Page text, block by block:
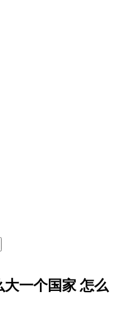
一个国家 怎么